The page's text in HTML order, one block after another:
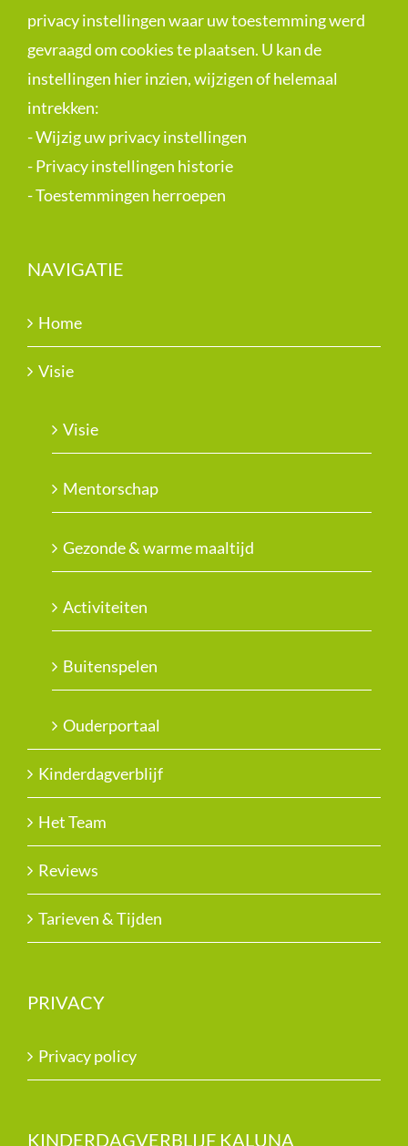
privacy instellingen waar uw toestemming werd
gevraagd om cookies te plaatsen. U kan de
instellingen hier inzien, wijzigen of helemaal
intrekken:
-Wijzig uw privacy instellingen
-Privacy instellingen historie
-Toestemmingen herroepen
NAVIGATIE
Home
Visie
Visie
Mentorschap
Gezonde & warme maaltijd
Activiteiten
Buitenspelen
Ouderportaal
Kinderdagverblijf
Het Team
Reviews
Tarieven & Tijden
PRIVACY
Privacy policy
KINDERDAGVERBLIJF KALUNA